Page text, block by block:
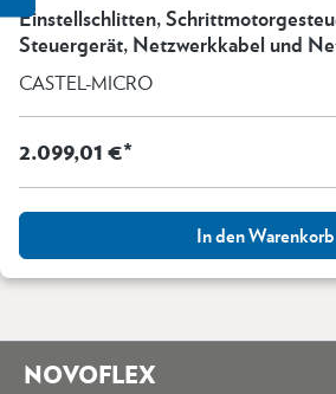
Einstellschlitten,
Steuergerät, Netzwerkkabel und
CASTEL-MICRO
2.099,01 €*
In den Warenkorb
NOVOFLEX